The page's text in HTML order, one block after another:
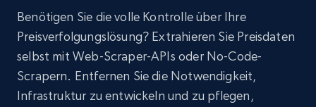
Benötigen Sie die volle Kontrolle über Ihre
Preisverfolgungslösung? Extrahieren Sie Preisdaten
selbst mit Web-Scraper-APIs oder No-Code-
Scrapern. Entfernen Sie die Notwendigkeit,
Infrastruktur zu entwickeln und zu pflegen,